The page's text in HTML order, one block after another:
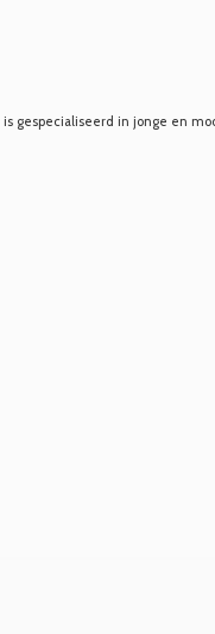
is gespecialiseerd in jonge en